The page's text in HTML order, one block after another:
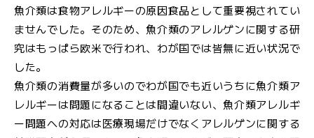
魚介類は食物アレルギーの原因食品として重要視されてい
ませんでした。そのため、魚介類のアレルゲンに関する研
究はもっぱら欧米で行われ、わが国では皆無に近い状況で
した。
魚介類の消費量が多いのでわが国でも近いうちに魚介類ア
レルギーは問題になることは間違いない、魚介類アレルギ
ー問題への対応は医療現場だけでなくアレルゲンに関する